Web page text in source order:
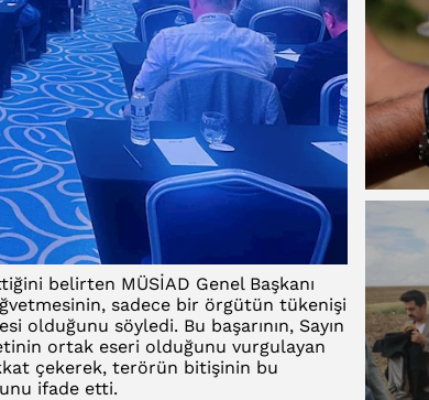
belirten MÜSİAD Genel Başkanı
sadece bir örgütün tükenişi
olduğunu söyledi. Bu başarının, Sayın
ortak eseri olduğunu vurgulayan
çekerek, terörün bitişinin bu
ifade etti.